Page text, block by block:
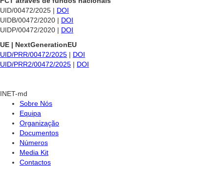
UID/00472/2025 | DOI
UIDB/00472/2020 | DOI
UIDP/00472/2020 | DOI
UE | NextGenerationEU
UID/PRR/00472/2025 | DOI
UID/PRR2/00472/2025 | DOI
INET-md
Sobre Nós
Equipa
Organização
Documentos
Números
Media Kit
Contactos